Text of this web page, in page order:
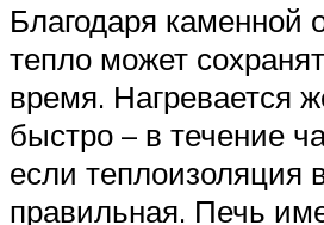
Благодаря каменной
тепло может
время. Нагревается
быстро – в течение
если теплоизоляция
правильная. Печь